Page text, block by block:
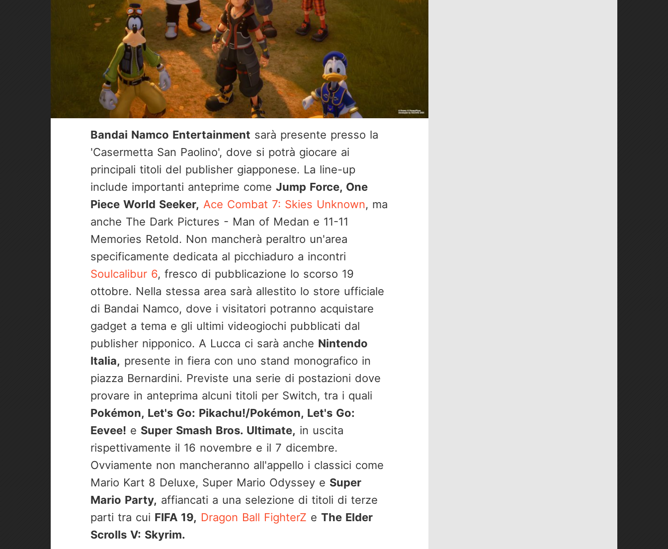
Bandai Namco Entertainment sarà presente presso la
'Casermetta San Paolino', dove si potrà giocare ai
principali titoli del publisher giapponese. La line-up
include importanti anteprime come Jump Force, One
Piece World Seeker, Ace Combat 7: Skies Unknown, ma
anche The Dark Pictures - Man of Medan e 11-11
Memories Retold. Non mancherà peraltro un'area
specificamente dedicata al picchiaduro a incontri
Soulcalibur 6, fresco di pubblicazione lo scorso 19
ottobre. Nella stessa area sarà allestito lo store ufficiale
di Bandai Namco, dove i visitatori potranno acquistare
gadget a tema e gli ultimi videogiochi pubblicati dal
publisher nipponico. A Lucca ci sarà anche Nintendo
Italia, presente in fiera con uno stand monografico in
piazza Bernardini. Previste una serie di postazioni dove
provare in anteprima alcuni titoli per Switch, tra i quali
Pokémon, Let's Go: Pikachu!/Pokémon, Let's Go:
Eevee! e Super Smash Bros. Ultimate, in uscita
rispettivamente il 16 novembre e il 7 dicembre.
Ovviamente non mancheranno all'appello i classici come
Mario Kart 8 Deluxe, Super Mario Odyssey e Super
Mario Party, affiancati a una selezione di titoli di terze
parti tra cui FIFA 19, Dragon Ball FighterZ e The Elder
Scrolls V: Skyrim.